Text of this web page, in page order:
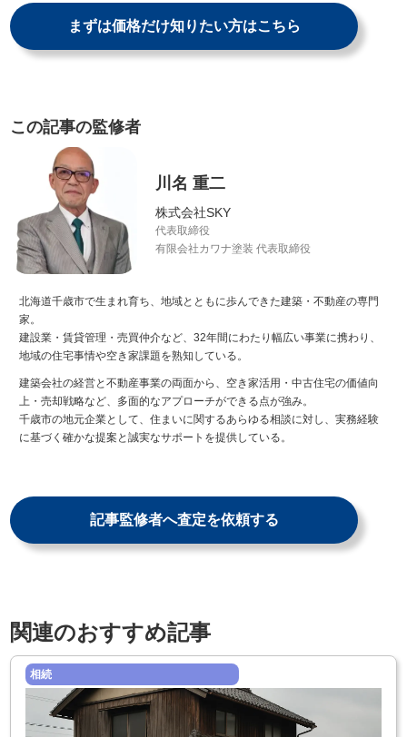
まずは価格だけ知りたい方はこちら
この記事の監修者
川名 重二
株式会社SKY
代表取締役
有限会社カワナ塗装 代表取締役
北海道千歳市で生まれ育ち、地域とともに歩んできた建築・不動産の専門
家。
建設業・賃貸管理・売買仲介など、32年間にわたり幅広い事業に携わり、
地域の住宅事情や空き家課題を熟知している。
建築会社の経営と不動産事業の両面から、空き家活用・中古住宅の価値向
上・売却戦略など、多面的なアプローチができる点が強み。
千歳市の地元企業として、住まいに関するあらゆる相談に対し、実務経験
に基づく確かな提案と誠実なサポートを提供している。
記事監修者へ査定を依頼する
関連のおすすめ記事
相続